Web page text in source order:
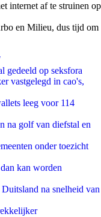
internet af te struinen op
en Milieu, dus tijd om
gedeeld op seksfora
vastgelegd in cao's,
leeg voor 114
na golf van diefstal en
onder toezicht
kan worden
na snelheid van